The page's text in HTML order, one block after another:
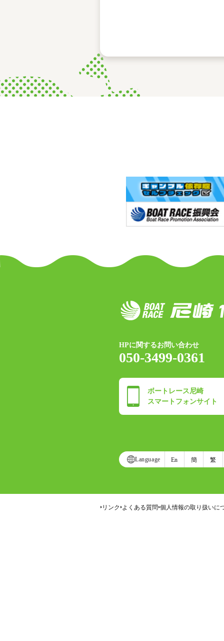
HPに関するお問い合わせ
050-3499-0361
ボートレース尼崎
スマートフォンサイト
Language En 簡 繁
リンク よくある質問 個人情報の取り扱いに